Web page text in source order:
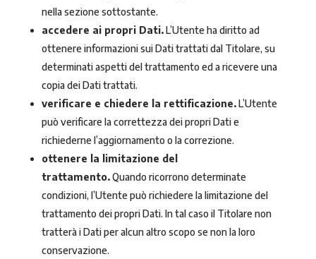
nella sezione sottostante.
accedere ai propri Dati.L’Utente ha diritto ad
ottenere informazioni sui Dati trattati dal Titolare, su
determinati aspetti del trattamento ed a ricevere una
copia dei Dati trattati.
verificare e chiedere la rettificazione.L’Utente
può verificare la correttezza dei propri Dati e
richiederne l’aggiornamento o la correzione.
ottenere la limitazione del
trattamento.Quando ricorrono determinate
condizioni, l’Utente può richiedere la limitazione del
trattamento dei propri Dati. In tal caso il Titolare non
tratterà i Dati per alcun altro scopo se non la loro
conservazione.